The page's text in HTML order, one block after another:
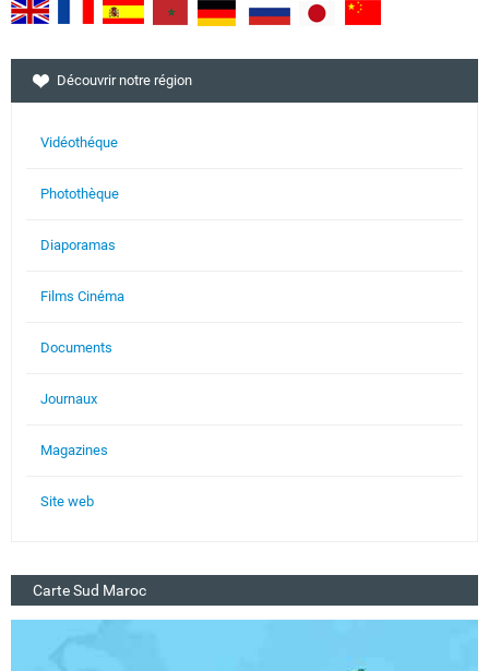
Découvrir notre région
Vidéothéque
Photothèque
Diaporamas
Films Cinéma
Documents
Journaux
Magazines
Site web
Carte Sud Maroc